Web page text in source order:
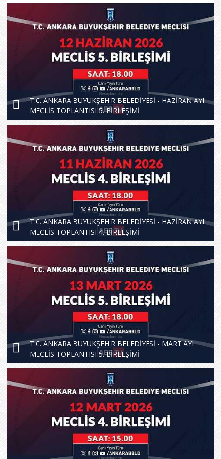
T.C. ANKARA BÜYÜKŞEHİR BELEDİYESİ - HAZİRAN AYI
MECLİS TOPLANTISI 5. BİRLEŞİMİ
T.C. ANKARA BÜYÜKŞEHİR BELEDİYESİ - HAZİRAN AYI
MECLİS TOPLANTISI 4. BİRLEŞİMİ
T.C. ANKARA BÜYÜKŞEHİR BELEDİYESİ - MART AYI
MECLİS TOPLANTISI 5. BİRLEŞİMİ